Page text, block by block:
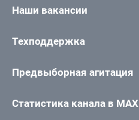
Наши вакансии
Техподдержка
Предвыборная агитация
Статистика канала в MAX